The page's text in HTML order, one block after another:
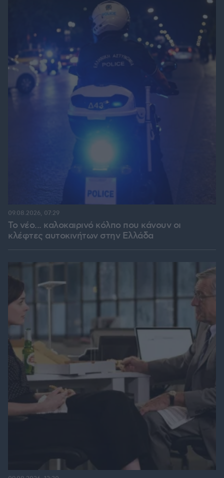
Το νέο... καλοκαιρινό κόλπο που κάνουν οι
κλέφτες αυτοκινήτων στην Ελλάδα
09.08.2026, 07:29